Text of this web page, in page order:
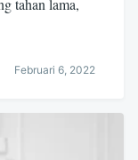
tahan lama,
Februari 6, 2022